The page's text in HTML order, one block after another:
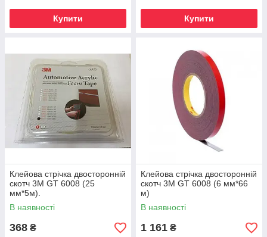
Купити Купити
Клейова стрічка двосторонній
скотч 3М GT 6008 (25
мм*5м).
В наявності
368 ₴
Клейова стрічка двосторонній
скотч 3М GT 6008 (6 мм*66
м)
В наявності
1 161 ₴